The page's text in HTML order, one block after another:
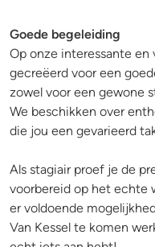
Goede begeleiding
Op onze interessante
gecreëerd voor een
zowel voor een gewone
We beschikken over
die jou een gevarieerd
Als stagiair proef je de
voorbereid op het echte
er voldoende
Van Kessel te komen